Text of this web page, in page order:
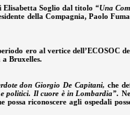
Soglio dal titolo “Una
della Compagnia, Paolo
ero al vertice dell’ECOSOC
Bruxelles.
don Giorgio De Capitani, che
politici. Il cuore è in Lombardia”.
possa riconoscere agli ospedali